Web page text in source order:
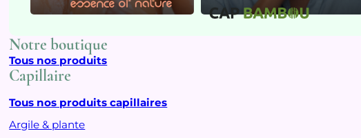
Notre boutique
Tous nos produits
Capillaire
Tous nos produits capillaires
Argile & plante